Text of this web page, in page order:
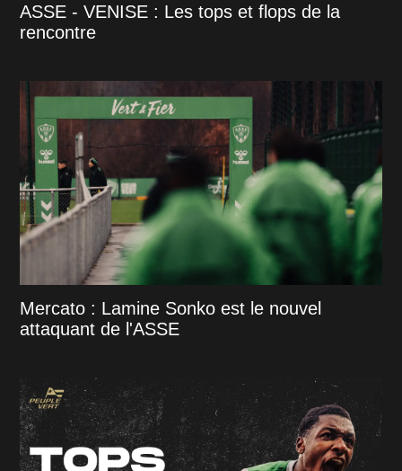
ASSE - VENISE : Les tops et flops de la
rencontre
Mercato : Lamine Sonko est le nouvel
attaquant de l'ASSE